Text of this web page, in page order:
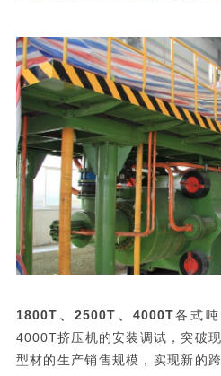
1800T、2500T、4000T各式
4000T挤压机的安装调试，突破
型材的生产销售规模，实现新的